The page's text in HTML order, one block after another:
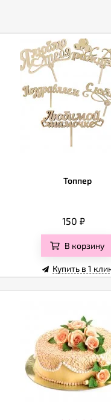
Топпер
150 ₽
В корзину
Купить в 1